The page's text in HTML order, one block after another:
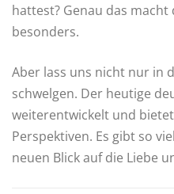
hattest? Genau das macht
besonders.
Aber lass uns nicht nur in
schwelgen. Der heutige
weiterentwickelt und
Perspektiven. Es gibt so
neuen Blick auf die Liebe